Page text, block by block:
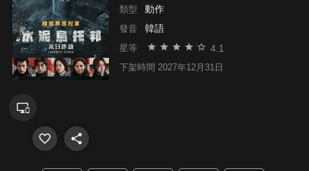
類型 動作
發音 韓語
星等 4.1
下架時間 2027年12月31日